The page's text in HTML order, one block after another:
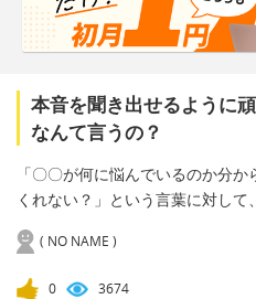
本音を聞き出せるように
なんて言うの？
「〇〇が何に悩んでいるのか分
くれない？」という言葉に対して
( NO NAME )
0 3674